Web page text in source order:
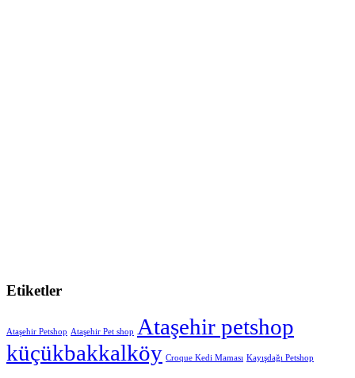
Etiketler
Ataşehir Petshop Ataşehir Pet shop Ataşehir petshop
küçükbakkalköy Croque Kedi Maması Kayışdağı Petshop